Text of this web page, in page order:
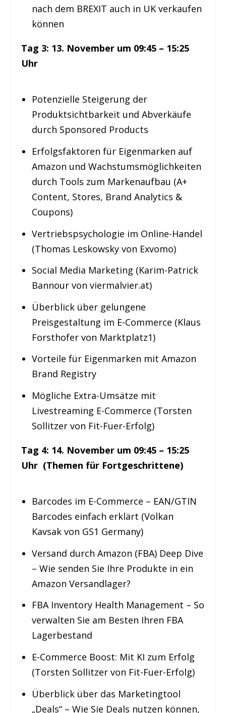
nach dem BREXIT auch in UK verkaufen
können
Tag 3: 13. November um 09:45 – 15:25
Uhr
Potenzielle Steigerung der
Produktsichtbarkeit und Abverkäufe
durch Sponsored Products
Erfolgsfaktoren für Eigenmarken auf
Amazon und Wachstumsmöglichkeiten
durch Tools zum Markenaufbau (A+
Content, Stores, Brand Analytics &
Coupons)
Vertriebspsychologie im Online-Handel
(Thomas Leskowsky von Exvomo)
Social Media Marketing (Karim-Patrick
Bannour von viermalvier.at)
Überblick über gelungene
Preisgestaltung im E-Commerce (Klaus
Forsthofer von Marktplatz1)
Vorteile für Eigenmarken mit Amazon
Brand Registry
Mögliche Extra-Umsätze mit
Livestreaming E-Commerce (Torsten
Sollitzer von Fit-Fuer-Erfolg)
Tag 4: 14. November um 09:45 – 15:25
Uhr (Themen für Fortgeschrittene)​​
Barcodes im E-Commerce – EAN/GTIN
Barcodes einfach erklärt (Volkan
Kavsak von GS1 Germany)
Versand durch Amazon (FBA) Deep Dive
– Wie senden Sie Ihre Produkte in ein
Amazon Versandlager?
FBA Inventory Health Management – So
verwalten Sie am Besten Ihren FBA
Lagerbestand
E-Commerce Boost: Mit KI zum Erfolg
(Torsten Sollitzer von Fit-Fuer-Erfolg)
Überblick über das Marketingtool
„Deals“ – Wie Sie Deals nutzen können,